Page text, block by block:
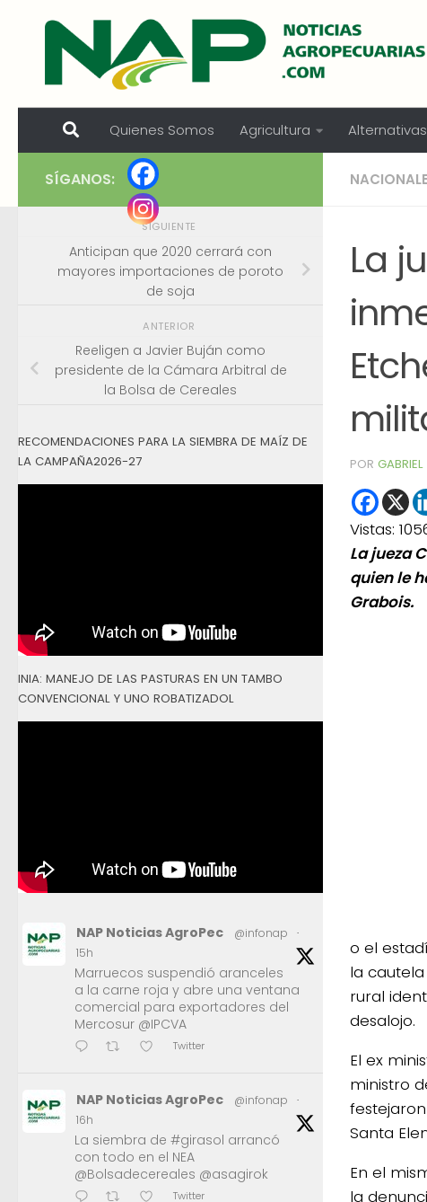
Skip to content
Quienes Somos Agricultura Alternativas
La
POR
Vistas:
La jueza
quien le
Grabois.
o el
la
rural
desalojo.
El ex
ministro
Santa
En el
la
SÍGANOS:
SIGUIENTE
Anticipan que 2020 cerrará con
mayores importaciones de poroto
de soja
ANTERIOR
Reeligen a Javier Buján como
presidente de la Cámara Arbitral de
la Bolsa de Cereales
RECOMENDACIONES PARA LA SIEMBRA DE MAÍZ DE
LA CAMPAÑA2026-27
INIA: MANEJO DE LAS PASTURAS EN UN TAMBO
CONVENCIONAL Y UNO ROBATIZADOL
NAP Noticias AgroPec @infonap
·
15h
Marruecos suspendió aranceles
a la carne roja y abre una ventana
comercial para exportadores del
Mercosur @IPCVA
Twitter
NAP Noticias AgroPec @infonap
·
16h
La siembra de #girasol arrancó
con todo en el NEA
@Bolsadecereales @asagirok
Twitter